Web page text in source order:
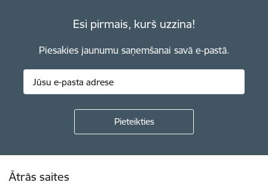
Esi pirmais, kurš uzzina!
Piesakies jaunumu saņemšanai savā e-pastā.
Ātrās saites